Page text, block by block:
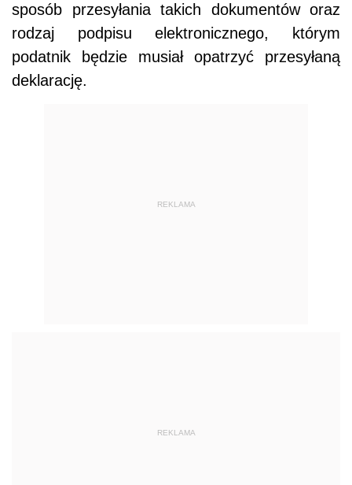
sposób przesyłania takich dokumentów oraz
rodzaj podpisu elektronicznego, którym
podatnik będzie musiał opatrzyć przesyłaną
deklarację.
REKLAMA
REKLAMA